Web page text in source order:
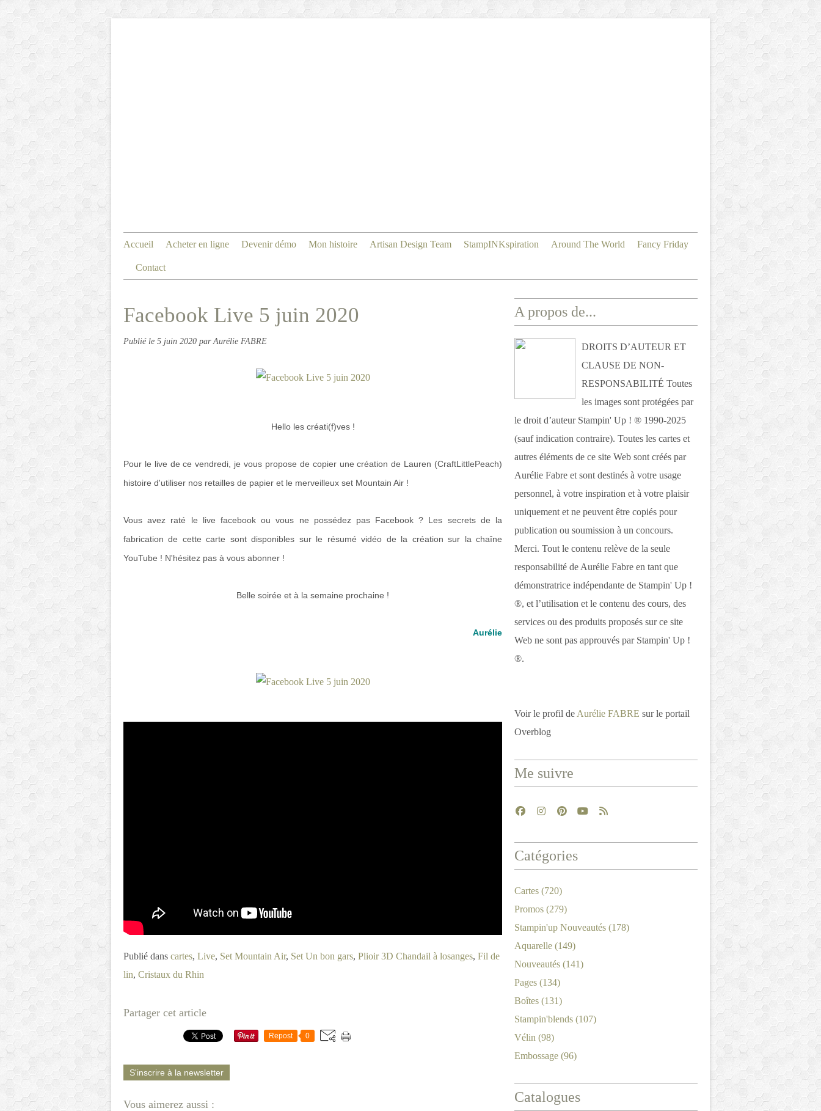
Accueil Acheter en ligne Devenir démo Mon histoire Artisan Design Team StampINKspiration Around The World Fancy Friday
Contact
Facebook Live 5 juin 2020
Publié le 5 juin 2020 par Aurélie FABRE
Hello les créati(f)ves !
Pour le live de ce vendredi, je vous propose de copier une création de Lauren (CraftLittlePeach)
histoire d'utiliser nos retailles de papier et le merveilleux set Mountain Air !
Vous avez raté le live facebook ou vous ne possédez pas Facebook ? Les secrets de la
fabrication de cette carte sont disponibles sur le résumé vidéo de la création sur la chaîne
YouTube ! N'hésitez pas à vous abonner !
Belle soirée et à la semaine prochaine !
Aurélie
Publié dans cartes, Live, Set Mountain Air, Set Un bon gars, Plioir 3D Chandail à losanges, Fil de
lin, Cristaux du Rhin
Partager cet article
Repost 0
S'inscrire à la newsletter
Vous aimerez aussi :
A propos de...
DROITS D’AUTEUR ET
CLAUSE DE NON-
RESPONSABILITÉ Toutes
les images sont protégées par
le droit d’auteur Stampin' Up ! ® 1990-2025
(sauf indication contraire). Toutes les cartes et
autres éléments de ce site Web sont créés par
Aurélie Fabre et sont destinés à votre usage
personnel, à votre inspiration et à votre plaisir
uniquement et ne peuvent être copiés pour
publication ou soumission à un concours.
Merci. Tout le contenu relève de la seule
responsabilité de Aurélie Fabre en tant que
démonstratrice indépendante de Stampin' Up !
®, et l’utilisation et le contenu des cours, des
services ou des produits proposés sur ce site
Web ne sont pas approuvés par Stampin' Up !
®.
Voir le profil de Aurélie FABRE sur le portail
Overblog
Me suivre
Catégories
Cartes (720)
Promos (279)
Stampin'up Nouveautés (178)
Aquarelle (149)
Nouveautés (141)
Pages (134)
Boîtes (131)
Stampin'blends (107)
Vélin (98)
Embossage (96)
Catalogues